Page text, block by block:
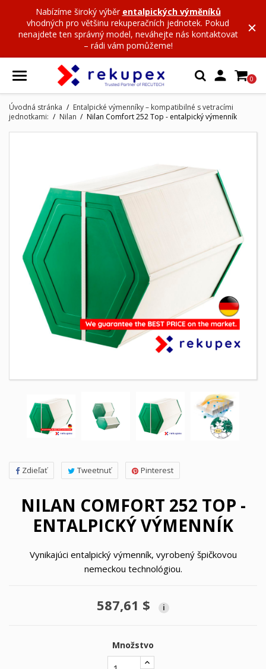
Nabízíme široký výběr entalpických výměníků
vhodných pro většinu rekuperačních jednotek. Pokud
nenajdete ten správný model, neváhejte nás kontaktovat
– rádi vám pomůžeme!
 0
Úvodná stránka
Entalpické výmenníky – kompatibilné s vetracími
jednotkami:
Nilan Nilan Comfort 252 Top - entalpický výmenník
Zdieľať Tweetnuť Pinterest
NILAN COMFORT 252 TOP -
ENTALPICKÝ VÝMENNÍK
Vynikajúci entalpický výmenník, vyrobený špičkovou
nemeckou technológiou.
587,61 $ i
Množstvo